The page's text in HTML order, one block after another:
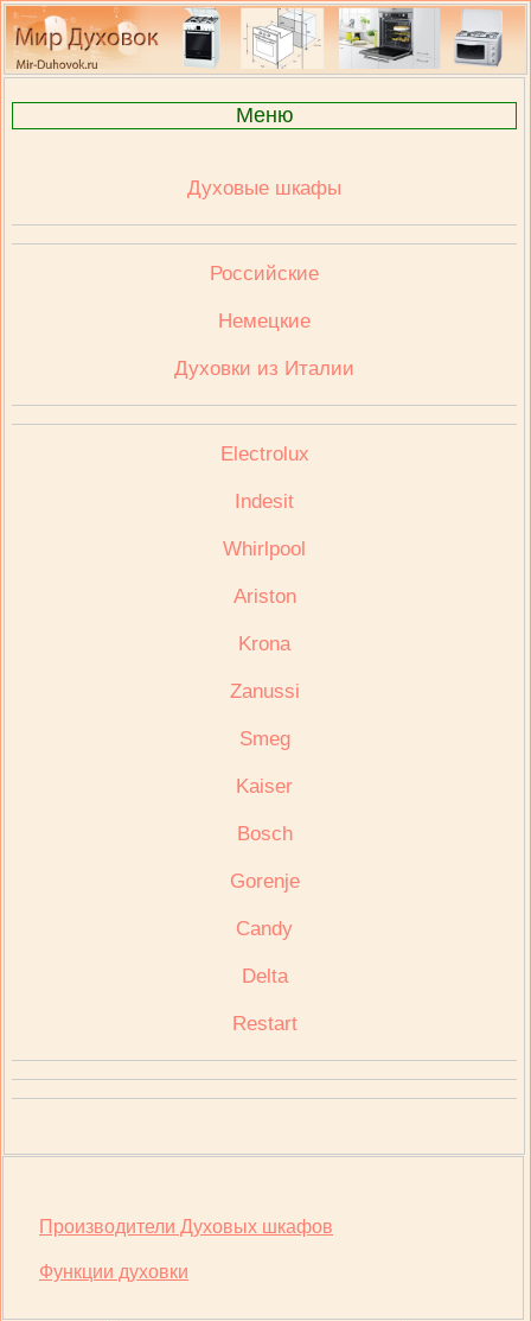
Меню
Духовые шкафы
Российские
Немецкие
Духовки из Италии
Electrolux
Indesit
Whirlpool
Ariston
Krona
Zanussi
Smeg
Kaiser
Bosch
Gorenje
Candy
Delta
Restart
Производители Духовых шкафов
Функции духовки